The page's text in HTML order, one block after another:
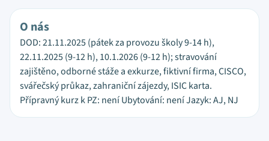
O nás
DOD: 21.11.2025 (pátek za provozu školy 9-14 h),
22.11.2025 (9-12 h), 10.1.2026 (9-12 h); stravování
zajištěno, odborné stáže a exkurze, fiktivní firma, CISCO,
svářečský průkaz, zahraniční zájezdy, ISIC karta.
Přípravný kurz k PZ: není Ubytování: není Jazyk: AJ, NJ